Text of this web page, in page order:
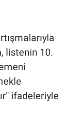
listenin 10.
ifadeleriyle